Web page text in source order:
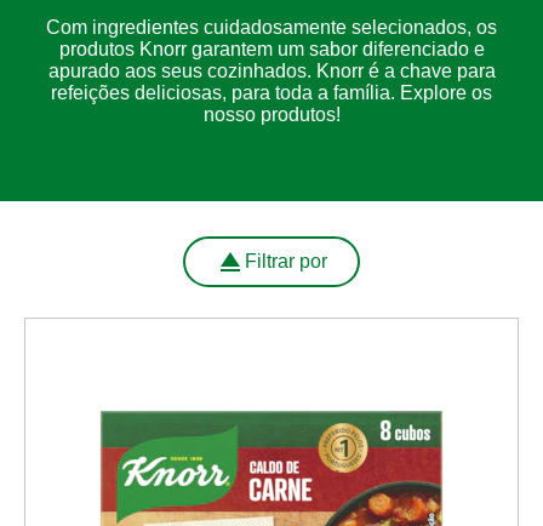
Com ingredientes cuidadosamente selecionados, os
produtos Knorr garantem um sabor diferenciado e
apurado aos seus cozinhados. Knorr é a chave para
refeições deliciosas, para toda a família. Explore os
nosso produtos!
Filtrar por